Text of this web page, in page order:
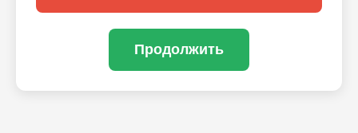
Продолжить